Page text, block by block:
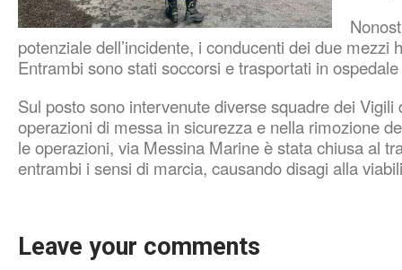
potenziale dell’incidente, i conducenti dei due
Entrambi sono stati soccorsi e trasportati in
Sul posto sono intervenute diverse squadre dei
operazioni di messa in sicurezza e nella rimozione
le operazioni, via Messina Marine è stata chiusa al
entrambi i sensi di marcia, causando disagi alla
Leave your comments